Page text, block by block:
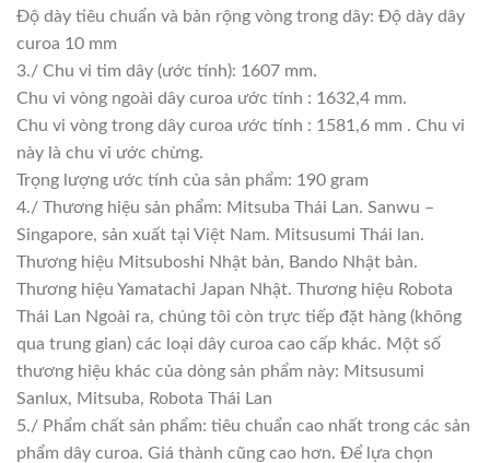
Độ dày tiêu chuẩn và bản rộng vòng trong dây: Độ dày dây
curoa 10 mm
3./ Chu vi tim dây (ước tính): 1607 mm.
Chu vi vòng ngoài dây curoa ước tính : 1632,4 mm.
Chu vi vòng trong dây curoa ước tính : 1581,6 mm . Chu vi
này là chu vi ước chừng.
Trọng lượng ước tính của sản phẩm: 190 gram
4./ Thương hiệu sản phẩm: Mitsuba Thái Lan. Sanwu –
Singapore, sản xuất tại Việt Nam. Mitsusumi Thái lan.
Thương hiệu Mitsuboshi Nhật bản, Bando Nhật bản.
Thương hiệu Yamatachi Japan Nhật. Thương hiệu Robota
Thái Lan Ngoài ra, chúng tôi còn trực tiếp đặt hàng (không
qua trung gian) các loại dây curoa cao cấp khác. Một số
thương hiệu khác của dòng sản phẩm này: Mitsusumi
Sanlux, Mitsuba, Robota Thái Lan
5./ Phẩm chất sản phẩm: tiêu chuẩn cao nhất trong các sản
phẩm dây curoa. Giá thành cũng cao hơn. Để lựa chọn